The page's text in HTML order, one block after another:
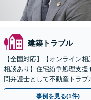
建築トラブル
【全国対応】【オンライン
相談あり】住宅紛争処理支
問弁護士として不動産トラ
専門的知見を活かし、きめ
事例を見る(1件)